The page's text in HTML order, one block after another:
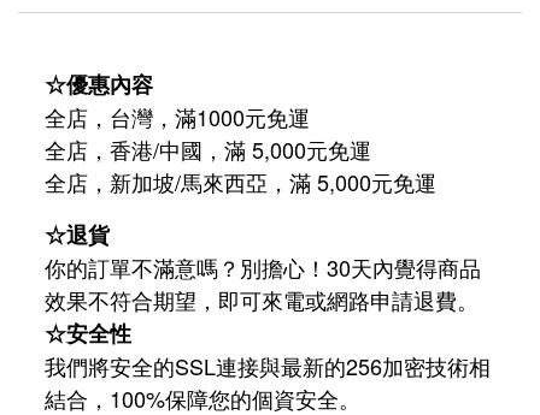
☆優惠內容
全店，台灣，滿1000元免運
全店，香港/中國，滿 5,000元免運
全店，新加坡/馬來西亞，滿 5,000元免運
☆退貨
你的訂單不滿意嗎？別擔心！30天內覺得商品
效果不符合期望，即可來電或網路申請退費。
☆安全性
我們將安全的SSL連接與最新的256加密技術相
結合，100%保障您的個資安全。